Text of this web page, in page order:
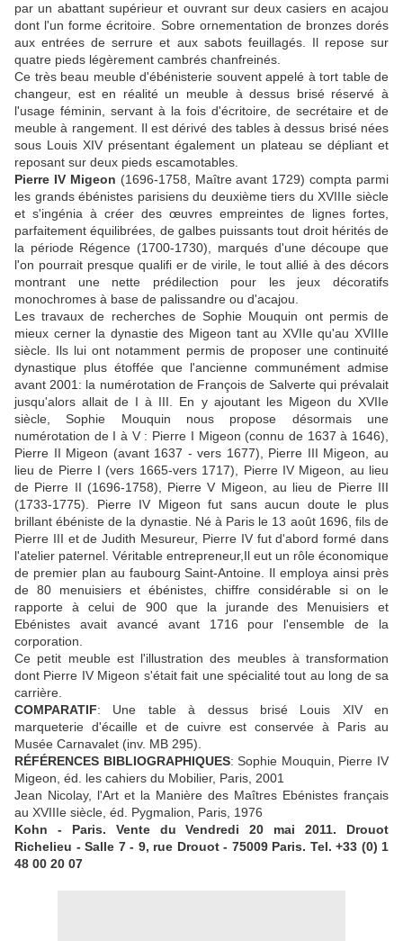
par un abattant supérieur et ouvrant sur deux casiers en acajou
dont l'un forme écritoire. Sobre ornementation de bronzes dorés
aux entrées de serrure et aux sabots feuillagés. Il repose sur
quatre pieds légèrement cambrés chanfreinés.
Ce très beau meuble d'ébénisterie souvent appelé à tort table de
changeur, est en réalité un meuble à dessus brisé réservé à
l'usage féminin, servant à la fois d'écritoire, de secrétaire et de
meuble à rangement. Il est dérivé des tables à dessus brisé nées
sous Louis XIV présentant également un plateau se dépliant et
reposant sur deux pieds escamotables.
Pierre IV Migeon (1696-1758, Maître avant 1729) compta parmi
les grands ébénistes parisiens du deuxième tiers du XVIIIe siècle
et s'ingénia à créer des œuvres empreintes de lignes fortes,
parfaitement équilibrées, de galbes puissants tout droit hérités de
la période Régence (1700-1730), marqués d'une découpe que
l'on pourrait presque qualifi er de virile, le tout allié à des décors
montrant une nette prédilection pour les jeux décoratifs
monochromes à base de palissandre ou d'acajou.
Les travaux de recherches de Sophie Mouquin ont permis de
mieux cerner la dynastie des Migeon tant au XVIIe qu'au XVIIIe
siècle. Ils lui ont notamment permis de proposer une continuité
dynastique plus étoffée que l'ancienne communément admise
avant 2001: la numérotation de François de Salverte qui prévalait
jusqu'alors allait de I à III. En y ajoutant les Migeon du XVIIe
siècle, Sophie Mouquin nous propose désormais une
numérotation de I à V : Pierre I Migeon (connu de 1637 à 1646),
Pierre II Migeon (avant 1637 - vers 1677), Pierre III Migeon, au
lieu de Pierre I (vers 1665-vers 1717), Pierre IV Migeon, au lieu
de Pierre II (1696-1758), Pierre V Migeon, au lieu de Pierre III
(1733-1775). Pierre IV Migeon fut sans aucun doute le plus
brillant ébéniste de la dynastie. Né à Paris le 13 août 1696, fils de
Pierre III et de Judith Mesureur, Pierre IV fut d'abord formé dans
l'atelier paternel. Véritable entrepreneur,Il eut un rôle économique
de premier plan au faubourg Saint-Antoine. Il employa ainsi près
de 80 menuisiers et ébénistes, chiffre considérable si on le
rapporte à celui de 900 que la jurande des Menuisiers et
Ebénistes avait avancé avant 1716 pour l'ensemble de la
corporation.
Ce petit meuble est l'illustration des meubles à transformation
dont Pierre IV Migeon s'était fait une spécialité tout au long de sa
carrière.
COMPARATIF: Une table à dessus brisé Louis XIV en
marqueterie d'écaille et de cuivre est conservée à Paris au
Musée Carnavalet (inv. MB 295).
RÉFÉRENCES BIBLIOGRAPHIQUES: Sophie Mouquin, Pierre IV
Migeon, éd. les cahiers du Mobilier, Paris, 2001
Jean Nicolay, l'Art et la Manière des Maîtres Ebénistes français
au XVIIIe siècle, éd. Pygmalion, Paris, 1976
Kohn - Paris. Vente du Vendredi 20 mai 2011. Drouot
Richelieu - Salle 7 - 9, rue Drouot - 75009 Paris. Tel. +33 (0) 1
48 00 20 07